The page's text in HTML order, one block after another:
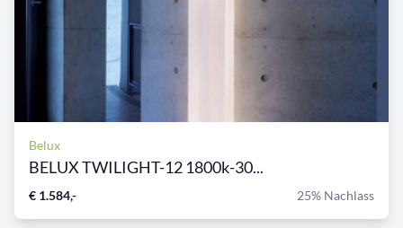
Belux
BELUX TWILIGHT-12 1800k-30...
€ 1.584,- 25% Nachlass